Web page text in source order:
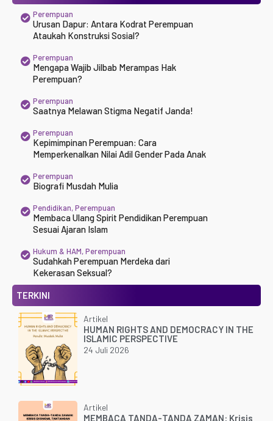
Perempuan
Urusan Dapur: Antara Kodrat Perempuan
Ataukah Konstruksi Sosial?
Perempuan
Mengapa Wajib Jilbab Merampas Hak
Perempuan?
Perempuan
Saatnya Melawan Stigma Negatif Janda!
Perempuan
Kepimimpinan Perempuan: Cara
Memperkenalkan Nilai Adil Gender Pada Anak
Perempuan
Biografi Musdah Mulia
Pendidikan,Perempuan
Membaca Ulang Spirit Pendidikan Perempuan
Sesuai Ajaran Islam
Hukum & HAM,Perempuan
Sudahkah Perempuan Merdeka dari
Kekerasan Seksual?
TERKINI
Artikel
HUMAN RIGHTS AND DEMOCRACY IN THE
ISLAMIC PERSPECTIVE
24 Juli 2026
Artikel
MEMBACA TANDA-TANDA ZAMAN: Krisis